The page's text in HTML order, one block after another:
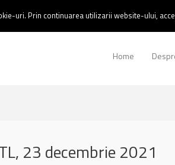
Home
23 decembrie 2021
uri. Prin continuarea utilizarii website-ului,